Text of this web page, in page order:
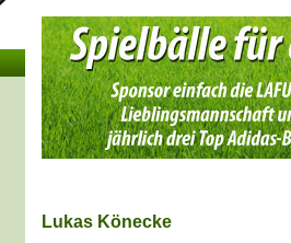
Lukas Könecke